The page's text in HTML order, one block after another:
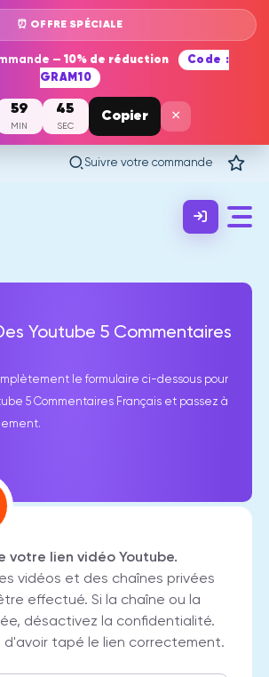
⏰ OFFRE SPÉCIALE
— 10% de réduction
Code :
GRAM10
59
MIN
45
SEC
Copier ×
Suivre votre commande
Youtube 5 Commentaires
le formulaire ci-dessous pour
5 Commentaires Français et passez à
votre lien vidéo Youtube.
vidéos et des chaînes privées
effectué. Si la chaîne ou la
désactivez la confidentialité.
d'avoir tapé le lien correctement.